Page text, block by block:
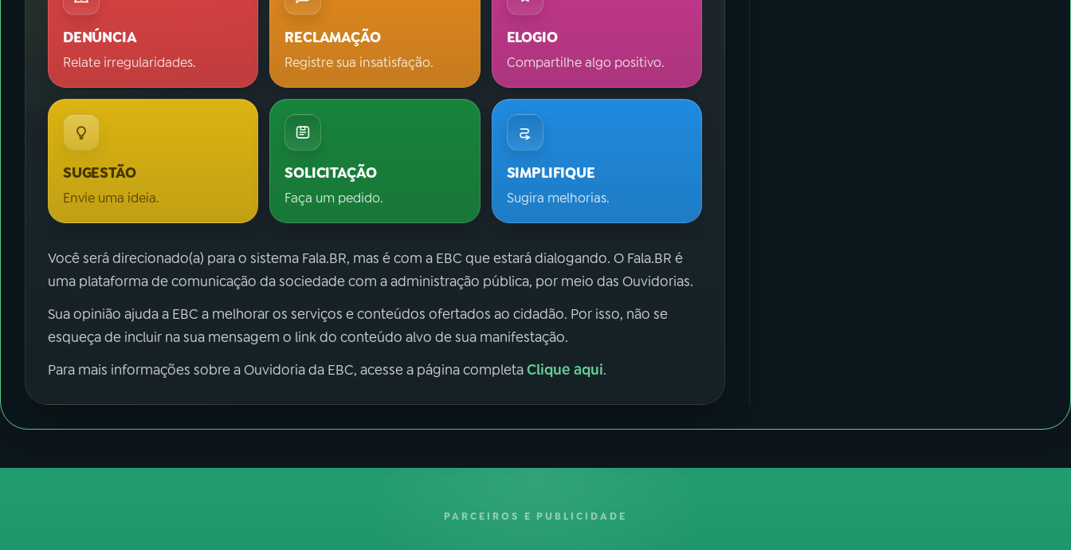
DENÚNCIA
Relate irregularidades.
RECLAMAÇÃO
Registre sua insatisfação.
ELOGIO
Compartilhe algo positivo.
SUGESTÃO
Envie uma ideia.
SOLICITAÇÃO
Faça um pedido.
SIMPLIFIQUE
Sugira melhorias.
Você será direcionado(a) para o sistema Fala.BR, mas é com a EBC que estará dialogando. O Fala.BR é
uma plataforma de comunicação da sociedade com a administração pública, por meio das Ouvidorias.
Sua opinião ajuda a EBC a melhorar os serviços e conteúdos ofertados ao cidadão. Por isso, não se
esqueça de incluir na sua mensagem o link do conteúdo alvo de sua manifestação.
Para mais informações sobre a Ouvidoria da EBC, acesse a página completaClique aqui.
PARCEIROS E PUBLICIDADE